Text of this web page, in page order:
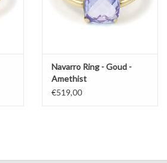
Navarro Ring - Goud -
Amethist
€519,00